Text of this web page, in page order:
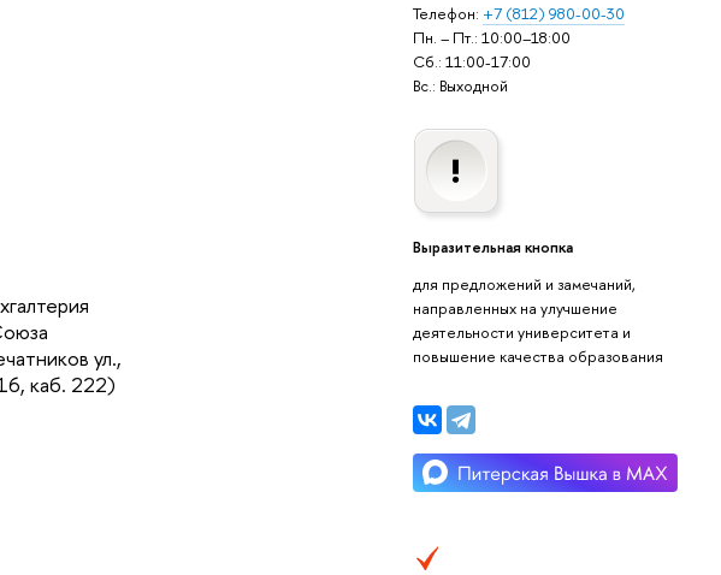
Телефон: +7 (812) 980-00-30
Пн. – Пт.: 10:00–18:00
Сб.: 11:00-17:00
Вс.: Выходной
Выразительная кнопка
для предложений и замечаний,
направленных на улучшение
деятельности университета и
повышение качества образования
ул.,
каб. 222)